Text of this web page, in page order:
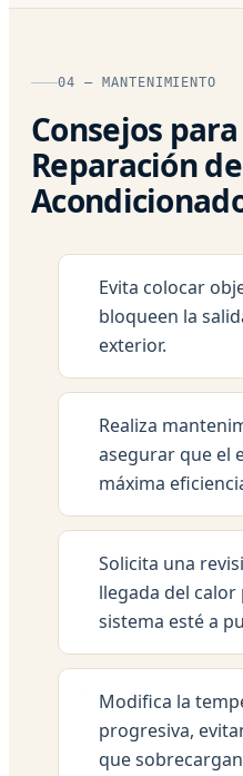
04 — MANTENIMIENTO
Consejos
Reparación
Evita colocar
bloqueen la
exterior.
Realiza
asegurar que el
máxima
Solicita una
llegada del
sistema esté a
Modifica la
progresiva,
que